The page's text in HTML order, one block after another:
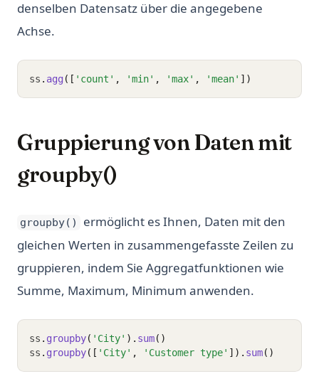
denselben Datensatz über die angegebene
Achse.
ss . agg ([ 'count' , 'min' , 'max' , 'mean' ])
Gruppierung von Daten mit
groupby()
groupby()
ermöglicht es Ihnen, Daten mit den
gleichen Werten in zusammengefasste Zeilen zu
gruppieren, indem Sie Aggregatfunktionen wie
Summe, Maximum, Minimum anwenden.
ss . groupby( 'City' ). sum()
ss . groupby([ 'City' , 'Customer type' ]). sum()